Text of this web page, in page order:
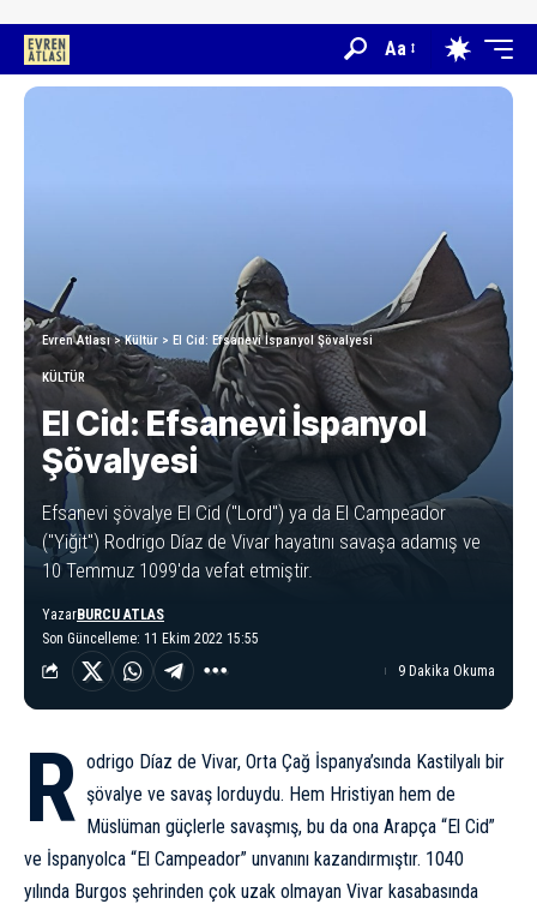
Aa
Evren Atlası>Kültür > El Cid: Efsanevi İspanyol Şövalyesi
KÜLTÜR
El Cid: Efsanevi İspanyol
Şövalyesi
Efsanevi şövalye El Cid ("Lord") ya da El Campeador
("Yiğit") Rodrigo Díaz de Vivar hayatını savaşa adamış ve
10 Temmuz 1099'da vefat etmiştir.
Son Güncelleme: 11 Ekim 2022 15:55
YazarBURCU ATLAS
9 Dakika Okuma
R odrigo Díaz de Vivar, Orta Çağ İspanya’sında Kastilyalı bir
şövalye ve savaş lorduydu. Hem Hristiyan hem de
Müslüman güçlerle savaşmış, bu da ona Arapça “El Cid”
ve İspanyolca “El Campeador” unvanını kazandırmıştır. 1040
yılında Burgos şehrinden çok uzak olmayan Vivar kasabasında